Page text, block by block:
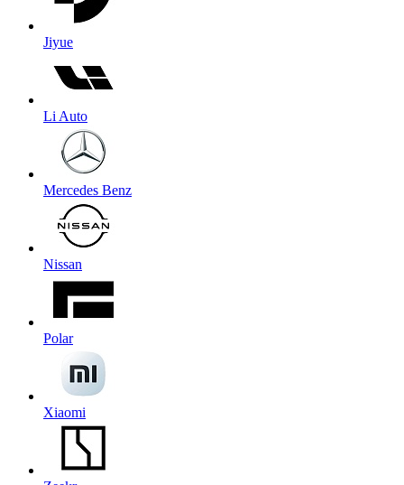
Jiyue
Li Auto
Mercedes Benz
Nissan
Polar
Xiaomi